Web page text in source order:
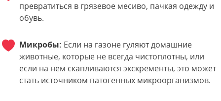
превратиться в грязевое месиво, пачкая одежду и
обувь.
Микробы: Если на газоне гуляют домашние
животные, которые не всегда чистоплотны, или
если на нем скапливаются экскременты, это может
стать источником патогенных микроорганизмов.